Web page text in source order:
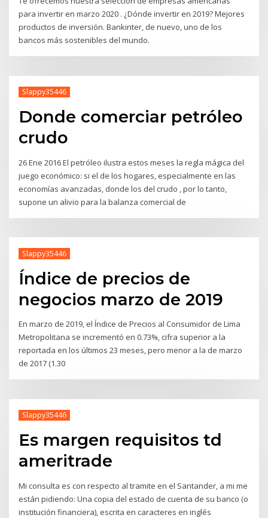
para invertir en marzo 2020 . ¿Dónde invertir en 2019? Mejores
productos de inversión. Bankinter, de nuevo, uno de los
bancos más sostenibles del mundo.
Slappy35446
Donde comerciar petróleo
crudo
26 Ene 2016 El petróleo ilustra estos meses la regla mágica del
juego económico: si el de los hogares, especialmente en las
economías avanzadas, donde los del crudo , por lo tanto,
supone un alivio para la balanza comercial de
Slappy35446
Índice de precios de
negocios marzo de 2019
En marzo de 2019, el Índice de Precios al Consumidor de Lima
Metropolitana se incrementó en 0.73%, cifra superior a la
reportada en los últimos 23 meses, pero menor a la de marzo
de 2017 (1.30
Slappy35446
Es margen requisitos td
ameritrade
Mi consulta es con respecto al tramite en el Santander, a mi me
están pidiendo: Una copia del estado de cuenta de su banco (o
institución financiera), escrita en caracteres en inglés